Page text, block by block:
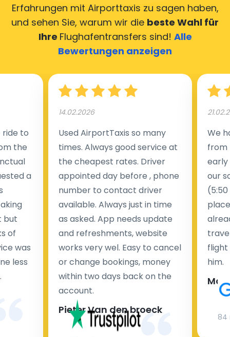
wenn es zu Verspätungen kommt, verfolgen die
Fahrer den Flug weiter und warten bis zu 60 Minuten
am Flughafen. Nach der Abholung durch den Fahrer
bringt er Sie zu jedem gewünschten Ziel, zu allen
ein anderes Land.
Taxitransfer zu allentouristischen Orten
Erfahrungen mit Airporttaxis zu sagen haben,
und sehen Sie, warum wir die beste Wahl für
Ihre Flughafentransfers sind! Alle
Bewertungen anzeigen
to
the
a
but
of
was
less
14.02.2026
Used AirportTaxis so many
times. Always good service at
the cheapest rates. Driver
appointed day before , phone
number to contact driver
available. Always just in time
as asked. App needs update
and refreshments, website
works very wel. Easy to cancel
or change bookings, money
within two days back on the
account.
Pieter Van den broeck
We
from
early
our
flight
him.
84